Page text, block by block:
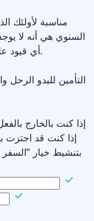
مناسبة لأولئك
أي قيود على عدد الأيام وعدد الرحلات على مدار العام.
التأمين للبدو
إذا كنت بالخارج
إذا كنت قد اجتزت
بتنشيط خيار "السفر